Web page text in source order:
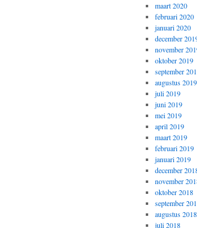
maart 2020
februari 2020
januari 2020
december
november
oktober 2019
september
augustus 2019
juli 2019
juni 2019
mei 2019
april 2019
maart 2019
februari 2019
januari 2019
december
november
oktober 2018
september
augustus 2018
juli 2018